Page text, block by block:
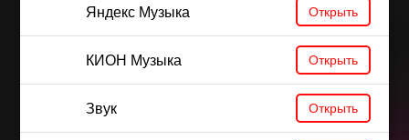
Яндекс Музыка Открыть
КИОН Музыка Открыть
Звук Открыть